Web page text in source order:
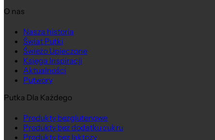
O nas
Nasza historia
Świat Putki
Świeżo Upieczone
Księga Inspiracji
Aktualności
Putwory
Putka Dla Każdego
Produkty bezglutenowe
Produkty bez dodatku cukru
Produkty bez laktozy